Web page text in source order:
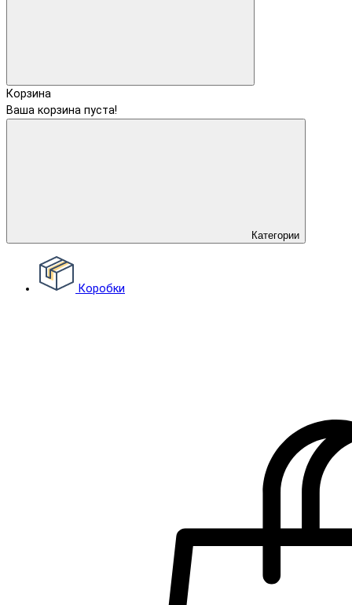
Корзина
Ваша корзина пуста!
Категории
Коробки